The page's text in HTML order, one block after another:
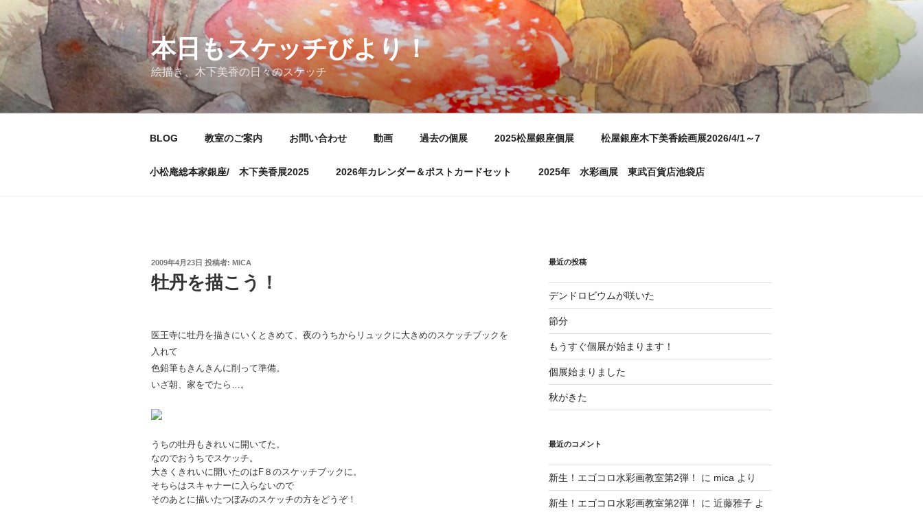
ン
テ
ン
ツ
へ
本日もスケッチびより！
絵描き、木下美香の日々のスケッチ
BLOG 教室のご案内 お問い合わせ 動画 過去の個展 2025松屋銀座個展 松屋銀座木下美香絵画展2026/4/1～7
小松庵総本家銀座/ 木下美香展2025 2026年カレンダー＆ポストカードセット 2025年 水彩画展 東武百貨店池袋店
投
稿
日:
2009年4月23日 投稿者: MICA
牡丹を描こう！
医王寺に牡丹を描きにいくときめて、夜のうちからリュックに大きめのスケッチブックを
入れて
色鉛筆もきんきんに削って準備。
いざ朝、家をでたら…。
うちの牡丹もきれいに開いてた。
なのでおうちでスケッチ。
大きくきれいに開いたのはF８のスケッチブックに。
そちらはスキャナーに入らないので
そのあとに描いたつぼみのスケッチの方をどうぞ！
最近の投稿
デンドロビウムが咲いた
節分
もうすぐ個展が始まります！
個展始まりました
秋がきた
最近のコメント
新生！エゴコロ水彩画教室第2弾！ に mica より
新生！エゴコロ水彩画教室第2弾！ に 近藤雅子よ